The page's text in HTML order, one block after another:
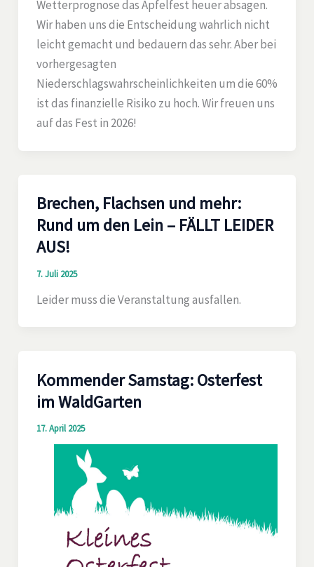
Wetterprognose das Apfelfest heuer absagen.
Wir haben uns die Entscheidung wahrlich nicht
leicht gemacht und bedauern das sehr. Aber bei
vorhergesagten
Niederschlagswahrscheinlichkeiten um die 60%
ist das finanzielle Risiko zu hoch. Wir freuen uns
auf das Fest in 2026!
Brechen, Flachsen und mehr:
Rund um den Lein – FÄLLT LEIDER
AUS!
7. Juli 2025
Leider muss die Veranstaltung ausfallen.
Kommender Samstag: Osterfest
im WaldGarten
17. April 2025